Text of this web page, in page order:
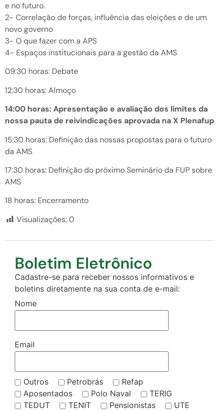
e no futuro.
2- Correlação de forças, influência das eleições e de um
novo governo
3- O que fazer com a APS
4- Espaços institucionais para a gestão da AMS
09:30 horas: Debate
12:30 horas: Almoço
14:00 horas: Apresentação e avaliação dos limites da
nossa pauta de reivindicações aprovada na X Plenafup
15:30 horas: Definição das nossas propostas para o futuro
da AMS
17:30 horas: Definição do próximo Seminário da FUP sobre
AMS
18 horas: Encerramento
Visualizações:0
Boletim Eletrônico
Cadastre-se para receber nossos informativos e
boletins diretamente na sua conta de e-mail:
Nome
Email
Outros Petrobrás
Refap
Aposentados
Polo Naval
TERIG
TEDUT
TENIT Pensionistas
UTE